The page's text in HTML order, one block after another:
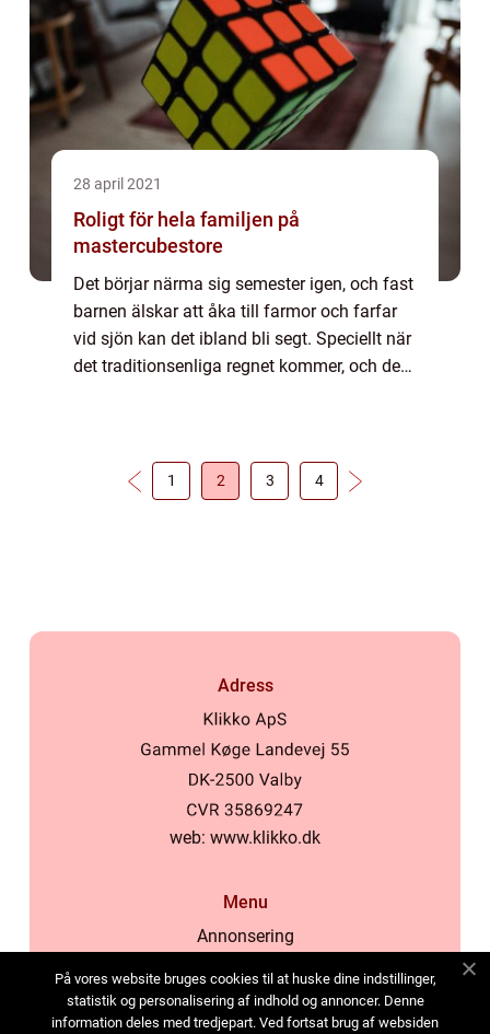
28 april 2021
Roligt för hela familjen på
mastercubestore
Det börjar närma sig semester igen, och fast
barnen älskar att åka till farmor och farfar
vid sjön kan det ibland bli segt. Speciellt när
det traditionsenliga regnet kommer, och det
1 2 3 4
Adress
web: www.klikko.dk
Menu
Annonsering
Cookies
Kontakta oss
På vores website bruges cookies til at huske dine indstillinger,
statistik og personalisering af indhold og annoncer. Denne
information deles med tredjepart. Ved fortsat brug af websiden